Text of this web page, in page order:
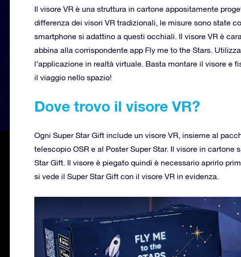
Il visore VR è una struttura in cartone appositamente
differenza dei visori VR tradizionali, le misure sono state
smartphone si adattino a questi occhiali. Il visore VR è
abbina alla corrispondente app Fly me to the Stars.
l’applicazione in realtà virtuale. Basta montare il visore e
il viaggio nello spazio!
Dove trovo il visore VR?
Ogni Super Star Gift include un visore VR, insieme al
telescopio OSR e al Poster Super Star. Il visore in cartone
Star Gift. Il visore è piegato quindi è necessario aprirlo
si vede il Super Star Gift con il visore VR in evidenza.